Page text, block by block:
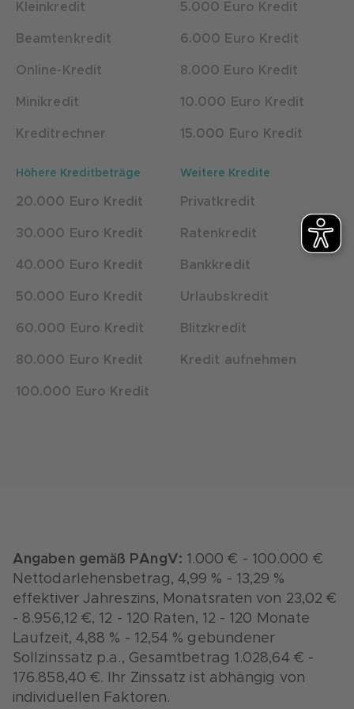
Kleinkredit
Beamtenkredit
Online-Kredit
Minikredit
Kreditrechner
5.000 Euro Kredit
6.000 Euro Kredit
8.000 Euro Kredit
10.000 Euro Kredit
15.000 Euro Kredit
Höhere Kreditbeträge
20.000 Euro Kredit
30.000 Euro Kredit
40.000 Euro Kredit
50.000 Euro Kredit
60.000 Euro Kredit
80.000 Euro Kredit
100.000 Euro Kredit
Weitere Kredite
Privatkredit
Ratenkredit
Bankkredit
Urlaubskredit
Blitzkredit
Kredit aufnehmen
Angaben gemäß PAngV: 1.000 € - 100.000 €
Nettodarlehensbetrag, 4,99 % - 13,29 %
effektiver Jahreszins, Monatsraten von 23,02 €
- 8.956,12 €, 12 - 120 Raten, 12 - 120 Monate
Laufzeit, 4,88 % - 12,54 % gebundener
Sollzinssatz p.a., Gesamtbetrag 1.028,64 € -
176.858,40 €. Ihr Zinssatz ist abhängig von
individuellen Faktoren.